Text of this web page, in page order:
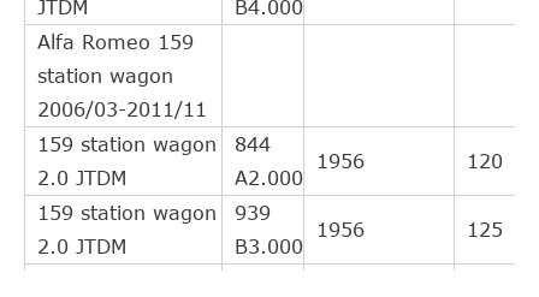
JTDM
B4.000
Alfa Romeo 159
station wagon
2006/03-2011/11
159 station wagon
2.0 JTDM
844
A2.000
1956 120
159 station wagon
2.0 JTDM
939
B3.000
1956 125